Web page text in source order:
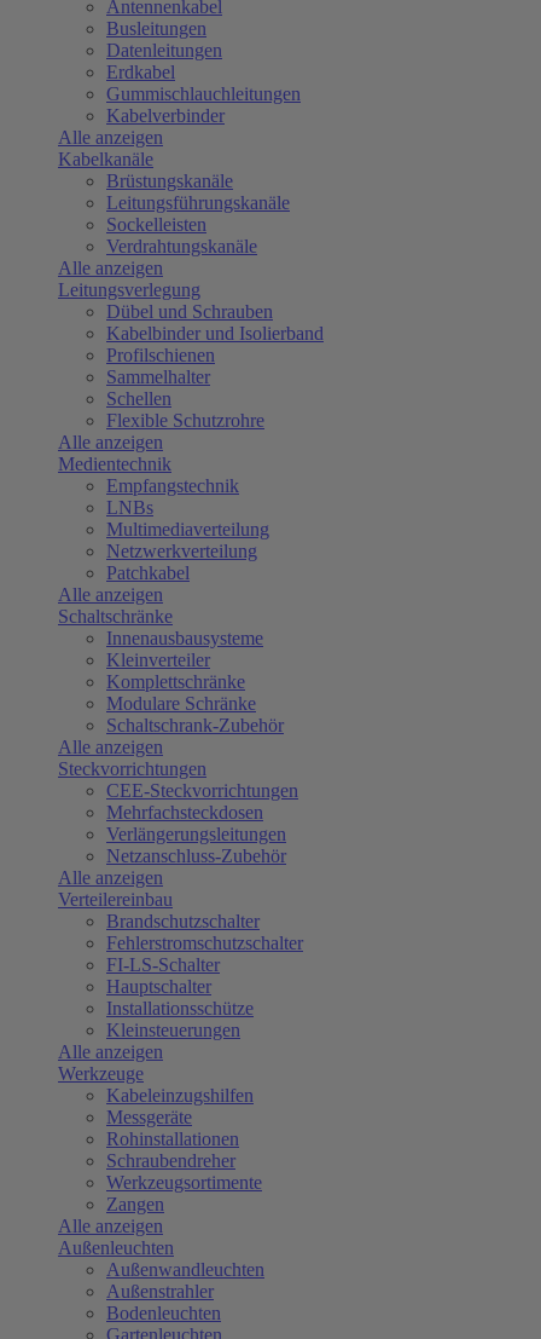
Antennenkabel
Busleitungen
Datenleitungen
Erdkabel
Gummischlauchleitungen
Kabelverbinder
Alle anzeigen
Kabelkanäle
Brüstungskanäle
Leitungsführungskanäle
Sockelleisten
Verdrahtungskanäle
Alle anzeigen
Leitungsverlegung
Dübel und Schrauben
Kabelbinder und Isolierband
Profilschienen
Sammelhalter
Schellen
Flexible Schutzrohre
Alle anzeigen
Medientechnik
Empfangstechnik
LNBs
Multimediaverteilung
Netzwerkverteilung
Patchkabel
Alle anzeigen
Schaltschränke
Innenausbausysteme
Kleinverteiler
Komplettschränke
Modulare Schränke
Schaltschrank-Zubehör
Alle anzeigen
Steckvorrichtungen
CEE-Steckvorrichtungen
Mehrfachsteckdosen
Verlängerungsleitungen
Netzanschluss-Zubehör
Alle anzeigen
Verteilereinbau
Brandschutzschalter
Fehlerstromschutzschalter
FI-LS-Schalter
Hauptschalter
Installationsschütze
Kleinsteuerungen
Alle anzeigen
Werkzeuge
Kabeleinzugshilfen
Messgeräte
Rohinstallationen
Schraubendreher
Werkzeugsortimente
Zangen
Alle anzeigen
Außenleuchten
Außenwandleuchten
Außenstrahler
Bodenleuchten